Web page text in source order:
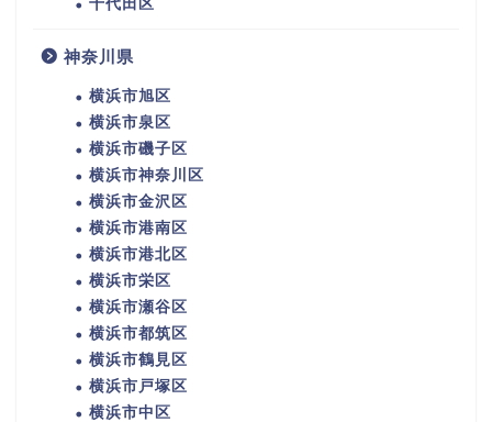
千代田区
神奈川県
横浜市旭区
横浜市泉区
横浜市磯子区
横浜市神奈川区
横浜市金沢区
横浜市港南区
横浜市港北区
横浜市栄区
横浜市瀬谷区
横浜市都筑区
横浜市鶴見区
横浜市戸塚区
横浜市中区